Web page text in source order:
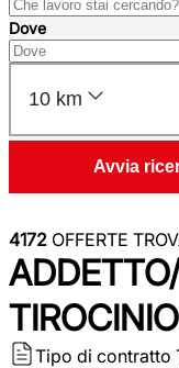
Dove
10 km
Avvia
4172 OFFERTE
Tipo di contratto